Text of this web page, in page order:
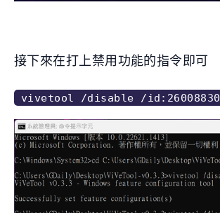
接下來在打上禁用功能的指令即可
vivetool /disable /id:26008830